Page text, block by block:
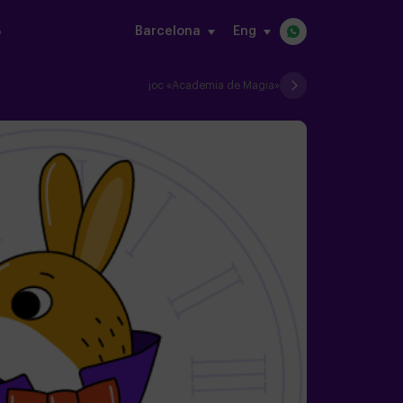
Barcelona eng
joc «Academia de Magia»